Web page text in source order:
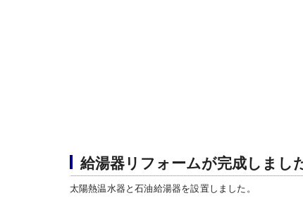
給湯器リフォームが完成しまし
太陽熱温水器と石油給湯器を設置しました。